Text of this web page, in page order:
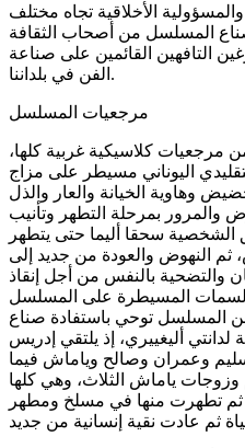
الأخلاقية تجاه مختلف
صناع المسلسل من أصحاب الثقافة
التافهين القائمين على صناعة
الفن في بلداننا.
مرجعيات المسلسل
مرجعيات كلاسيكية غربية كلها،
اليوناني مسيطر على مزاج
وهاوية الخيانة والعار والذل
والمرور بمرحلة التطهر وتأنيب
الشخصية سحقا أليما حتى يتطهر
ثم النهوض والعودة من جديد إلى
بالنفس من أجل إنقاذ
السمات المسيطرة على المسلسل
من المسلسل توحي باستفادة صناع
لدانتي أليغييري، إذ يلتقي إدريس
وعمران وصالح وياماش فيما
وزوجات ياماش الثلاث، وهي كلها
تطهرت منها في مسلخ ومطهر